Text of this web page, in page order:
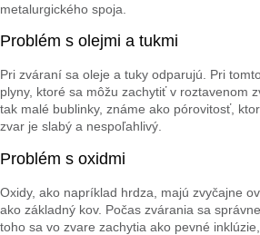
metalurgického spoja.
Problém s olejmi a tukmi
Pri zváraní sa oleje a tuky odparujú. Pri
plyny, ktoré sa môžu zachytiť v roztavenom
tak malé bublinky, známe ako pórovitosť,
zvar je slabý a nespoľahlivý.
Problém s oxidmi
Oxidy, ako napríklad hrdza, majú zvyčajne
ako základný kov. Počas zvárania sa
toho sa vo zvare zachytia ako pevné